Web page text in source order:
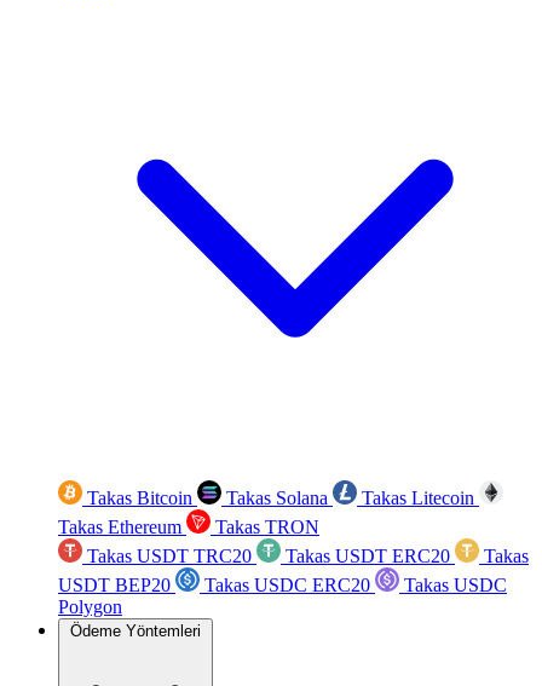
Takas Bitcoin Takas Solana
Takas Litecoin
Takas Ethereum
Takas TRON
Takas USDT TRC20
Takas USDT ERC20
Takas
USDT BEP20
Takas USDC ERC20
Takas USDC
Polygon
Ödeme Yöntemleri